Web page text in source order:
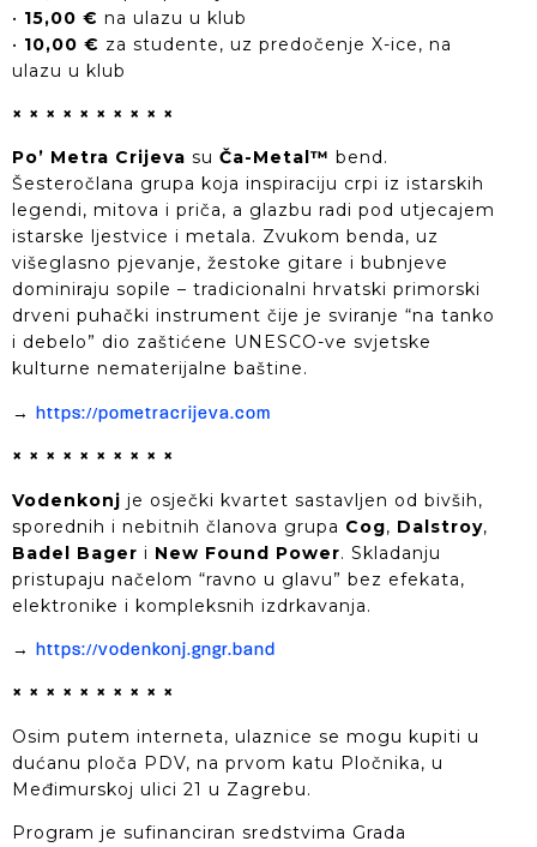
• 15,00 € na ulazu u klub
• 10,00 € za studente, uz predočenje X-ice, na
ulazu u klub
× × × × × × × × × ×
Po’ Metra Crijeva su Ča-Metal™ bend.
Šesteročlana grupa koja inspiraciju crpi iz istarskih
legendi, mitova i priča, a glazbu radi pod utjecajem
istarske ljestvice i metala. Zvukom benda, uz
višeglasno pjevanje, žestoke gitare i bubnjeve
dominiraju sopile – tradicionalni hrvatski primorski
drveni puhački instrument čije je sviranje “na tanko
i debelo” dio zaštićene UNESCO-ve svjetske
kulturne nematerijalne baštine.
→ https://pometracrijeva.com
× × × × × × × × × ×
Vodenkonj je osječki kvartet sastavljen od bivših,
sporednih i nebitnih članova grupa Cog, Dalstroy,
Badel Bager i New Found Power. Skladanju
pristupaju načelom “ravno u glavu” bez efekata,
elektronike i kompleksnih izdrkavanja.
→ https://vodenkonj.gngr.band
× × × × × × × × × ×
Osim putem interneta, ulaznice se mogu kupiti u
dućanu ploča PDV, na prvom katu Pločnika, u
Međimurskoj ulici 21 u Zagrebu.
Program je sufinanciran sredstvima Grada